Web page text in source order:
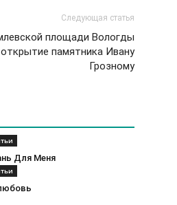
Следующая статья
площади Вологды
памятника Ивану
Грозному
Для Меня